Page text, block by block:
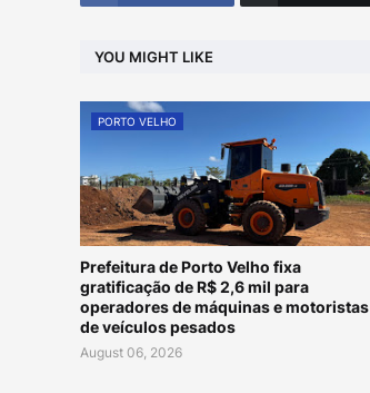
YOU MIGHT LIKE
PORTO VELHO
Prefeitura de Porto Velho fixa
gratificação de R$ 2,6 mil para
operadores de máquinas e motoristas
de veículos pesados
August 06, 2026